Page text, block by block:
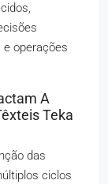
operações
A
Teka
das
ciclos